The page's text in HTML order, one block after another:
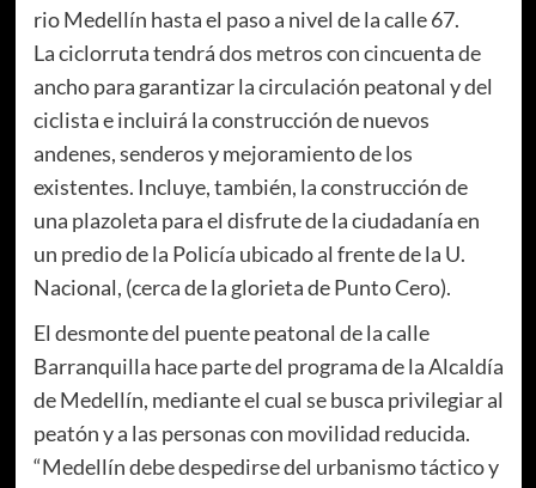
rio Medellín hasta el paso a nivel de la calle 67.
La ciclorruta tendrá dos metros con cincuenta de
ancho para garantizar la circulación peatonal y del
ciclista e incluirá la construcción de nuevos
andenes, senderos y mejoramiento de los
existentes. Incluye, también, la construcción de
una plazoleta para el disfrute de la ciudadanía en
un predio de la Policía ubicado al frente de la U.
Nacional, (cerca de la glorieta de Punto Cero).
El desmonte del puente peatonal de la calle
Barranquilla hace parte del programa de la Alcaldía
de Medellín, mediante el cual se busca privilegiar al
peatón y a las personas con movilidad reducida.
“Medellín debe despedirse del urbanismo táctico y